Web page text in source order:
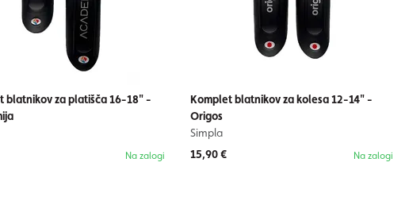
blatnikov za platišča 16-18" -
Na zalogi
Komplet blatnikov za kolesa 12-14" -
Origos
Simpla
15,90 €
Na zalogi